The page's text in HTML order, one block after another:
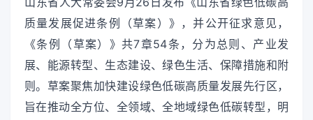
质量发展促进条例（草案）》，并公开征求意见，
《条例（草案）》共7章54条，分为总则、产业发
展、能源转型、生态建设、绿色生活、保障措施和附
则。草案聚焦加快建设绿色低碳高质量发展先行区，
旨在推动全方位、全领域、全地域绿色低碳转型，明